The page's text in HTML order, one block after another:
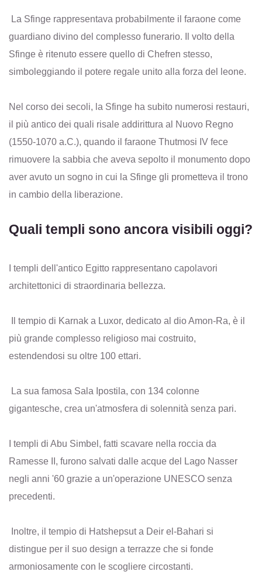
La Sfinge rappresentava probabilmente il faraone come
guardiano divino del complesso funerario. Il volto della
Sfinge è ritenuto essere quello di Chefren stesso,
simboleggiando il potere regale unito alla forza del leone.
Nel corso dei secoli, la Sfinge ha subito numerosi restauri,
il più antico dei quali risale addirittura al Nuovo Regno
(1550-1070 a.C.), quando il faraone Thutmosi IV fece
rimuovere la sabbia che aveva sepolto il monumento dopo
aver avuto un sogno in cui la Sfinge gli prometteva il trono
in cambio della liberazione.
Quali templi sono ancora visibili oggi?
I templi dell'antico Egitto rappresentano capolavori
architettonici di straordinaria bellezza.
Il tempio di Karnak a Luxor, dedicato al dio Amon-Ra, è il
più grande complesso religioso mai costruito,
estendendosi su oltre 100 ettari.
La sua famosa Sala Ipostila, con 134 colonne
gigantesche, crea un'atmosfera di solennità senza pari.
I templi di Abu Simbel, fatti scavare nella roccia da
Ramesse II, furono salvati dalle acque del Lago Nasser
negli anni '60 grazie a un'operazione UNESCO senza
precedenti.
Inoltre, il tempio di Hatshepsut a Deir el-Bahari si
distingue per il suo design a terrazze che si fonde
armoniosamente con le scogliere circostanti.